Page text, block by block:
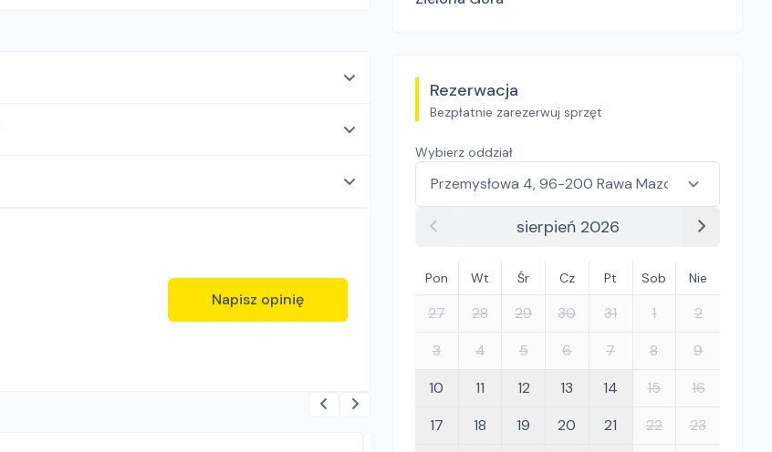
Rezerwacja
Bezpłatnie zarezerwuj sprzęt
Wybierz oddział
sierpień 2026
Pon Wt Śr Cz Pt Sob Nie
27 28 29 30 31 1
2
3
4 5 6 7 8
9
10
11 12 13 14 15
16
17
18 19 20 21 22
23
Napisz opinię